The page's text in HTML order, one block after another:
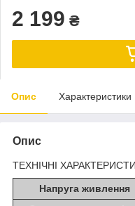
2 199 ₴
Опис Характеристики
Опис
ТЕХНІЧНІ
Напруга живлення